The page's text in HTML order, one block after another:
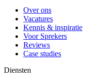
Over ons
Vacatures
Kennis & inspiratie
Voor Sprekers
Reviews
Case studies
Diensten